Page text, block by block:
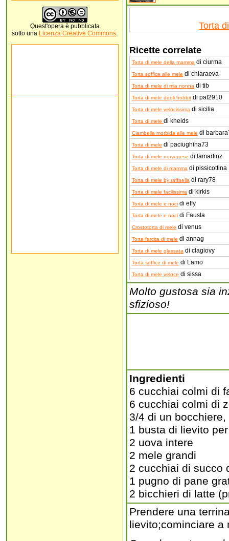
Quest'opera è pubblicata
sotto una Licenza Creative Commons.
Torta
Ricette correlate
Torta di mele della mamma di ciurma
Torta soffice alle mele di chiaraeva
Torta di mele di mia nonna di tib
Torta di mele degli hobbit di pat2910
Torta di mele velocissima di sicilia
Torta di mele di kheids
Ciambella morbida alle mele di
Torta di mele di paciughina73
Torta di mele norvegese di lamartinz
Torta di mele di mamma di pissicottina
Torta di mele by raffaella di rary78
Torta di mele facilissima di kirkis
Torta di mele e noci di effy
Torta di mele e noci di Fausta
Crostotorta di mele di venus
Torta farcita di mele di annag
Torta di mele glassata di clagiovy
Torta soffice di mele di Lamo
Torta di mele veloce di sissa
Molto gustosa sia
sfizioso!
Ingredienti
6 cucchiai colmi di
6 cucchiai colmi di
3/4 di un
1 busta di lievito
2 uova intere
2 mele grandi
2 cucchiai di succo
1 pugno di pane
2 bicchieri di latte
Prendere una
lievito;cominciare a